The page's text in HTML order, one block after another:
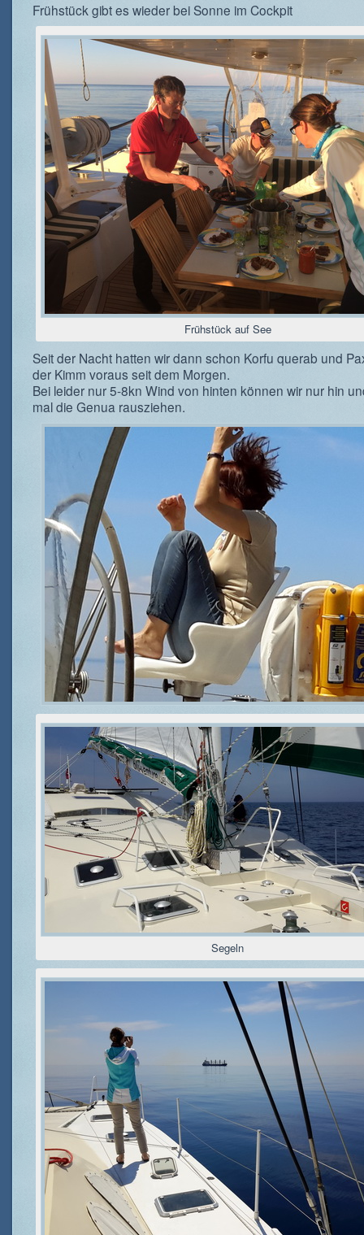
Frühstück gibt es wieder bei Sonne im Cockpit
Frühstück auf See
Seit der Nacht hatten wir dann schon Korfu querab und
der Kimm voraus seit dem Morgen.
Bei leider nur 5-8kn Wind von hinten können wir nur hin
mal die Genua rausziehen.
Segeln